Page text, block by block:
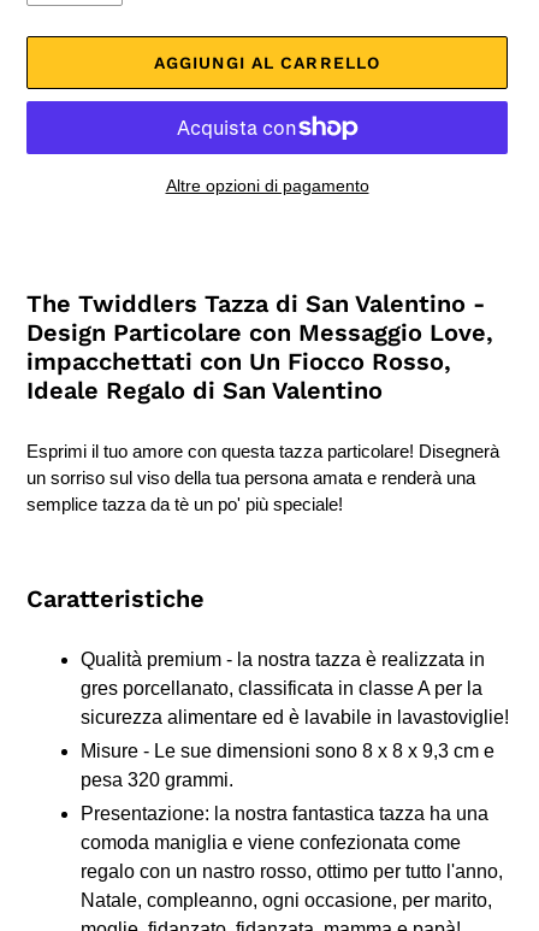
AGGIUNGI AL CARRELLO
Altre opzioni di pagamento
nel
carrello
The Twiddlers Tazza di San Valentino -
Design Particolare con Messaggio Love,
impacchettati con Un Fiocco Rosso,
Ideale Regalo di San Valentino
Esprimi il tuo amore con questa tazza particolare! Disegnerà
un sorriso sul viso della tua persona amata e renderà una
semplice tazza da tè un po' più speciale!
Caratteristiche
Qualità premium - la nostra tazza è realizzata in
gres porcellanato, classificata in classe A per la
sicurezza alimentare ed è lavabile in lavastoviglie!
Misure - Le sue dimensioni sono 8 x 8 x 9,3 cm e
pesa 320 grammi.
Presentazione: la nostra fantastica tazza ha una
comoda maniglia e viene confezionata come
regalo con un nastro rosso, ottimo per tutto l'anno,
Natale, compleanno, ogni occasione, per marito,